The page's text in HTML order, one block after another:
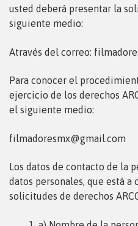
usted deberá presentar la
siguiente medio:
Através del correo:
Para conocer el
ejercicio de los derechos
el siguiente medio:
filmadoresmx@gmail.com
Los datos de contacto de la
datos personales, que está a
solicitudes de derechos